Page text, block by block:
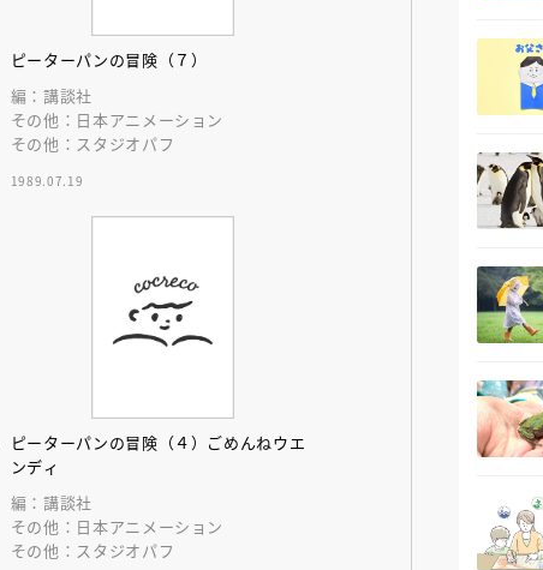
ピーターパンの冒険（７）
編：講談社
その他：日本アニメーション
その他：スタジオパフ
1989.07.19
ピーターパンの冒険（４）ごめんねウエ
ンディ
編：講談社
その他：日本アニメーション
その他：スタジオパフ